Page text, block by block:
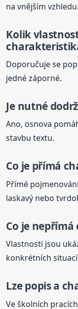
na vnějším vzhledu.
Kolik
Doporučuje se
jedné záporné.
Je nutné
Ano, osnova
stavbu textu.
Co je přímá
Přímé
laskavý nebo
Co je nepřímá
Vlastnosti jsou
konkrétních
Lze popis a
Ve školních